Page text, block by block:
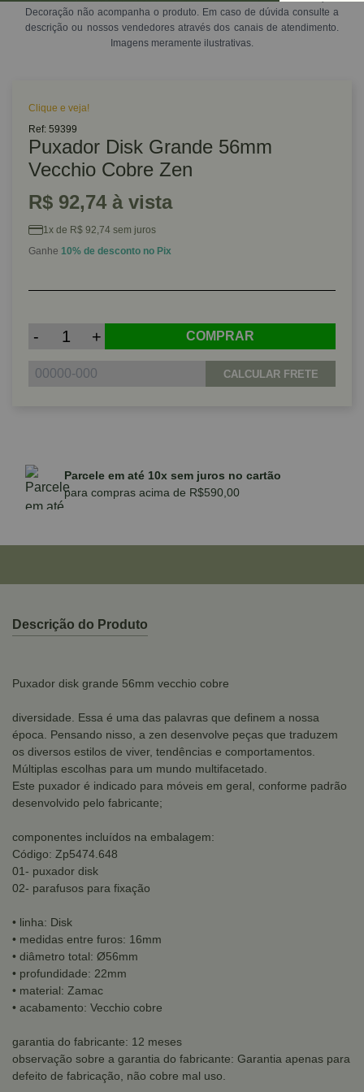
Decoração não acompanha o produto. Em caso de dúvida consulte a
descrição ou nossos vendedores através dos canais de atendimento.
Imagens meramente ilustrativas.
Clique e veja!
Ref: 59399
Puxador Disk Grande 56mm
Vecchio Cobre Zen
R$ 92,74 à vista
1x de R$ 92,74 sem juros
Ganhe 10% de desconto no Pix
- + COMPRAR
CALCULAR FRETE
Parcele em até 10x sem juros no cartão
para compras acima de R$590,00
Descrição do Produto
Puxador disk grande 56mm vecchio cobre
diversidade. Essa é uma das palavras que definem a nossa
época. Pensando nisso, a zen desenvolve peças que traduzem
os diversos estilos de viver, tendências e comportamentos.
Múltiplas escolhas para um mundo multifacetado.
Este puxador é indicado para móveis em geral, conforme padrão
desenvolvido pelo fabricante;
componentes incluídos na embalagem:
Código: Zp5474.648
01- puxador disk
02- parafusos para fixação
• linha: Disk
• medidas entre furos: 16mm
• diâmetro total: Ø56mm
• profundidade: 22mm
• material: Zamac
• acabamento: Vecchio cobre
garantia do fabricante: 12 meses
observação sobre a garantia do fabricante: Garantia apenas para
defeito de fabricação, não cobre mal uso.